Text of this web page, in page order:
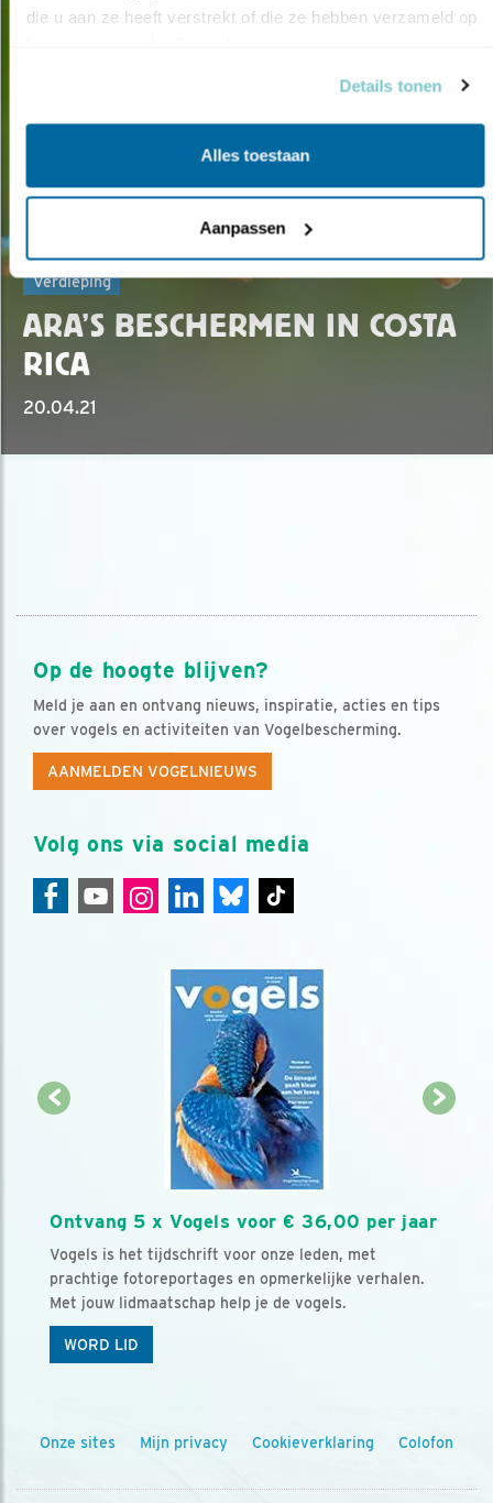
die u aan ze heeft verstrekt of die ze hebben verzameld op
Details tonen
Alles toestaan
Aanpassen
Verdieping
ARA’S BESCHERMEN IN COSTA
RICA
20.04.21
Op de hoogte blijven?
Meld je aan en ontvang nieuws, inspiratie, acties en tips
over vogels en activiteiten van Vogelbescherming.
AANMELDEN VOGELNIEUWS
Volg ons via social media
Ontvang 5 x Vogels voor € 36,00 per jaar
Vogels is het tijdschrift voor onze leden, met
prachtige fotoreportages en opmerkelijke verhalen.
Met jouw lidmaatschap help je de vogels.
WORD LID
Onze sites Mijn privacy Cookieverklaring Colofon